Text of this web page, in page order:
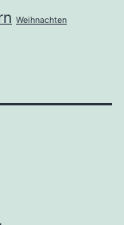
Weihnachten
.